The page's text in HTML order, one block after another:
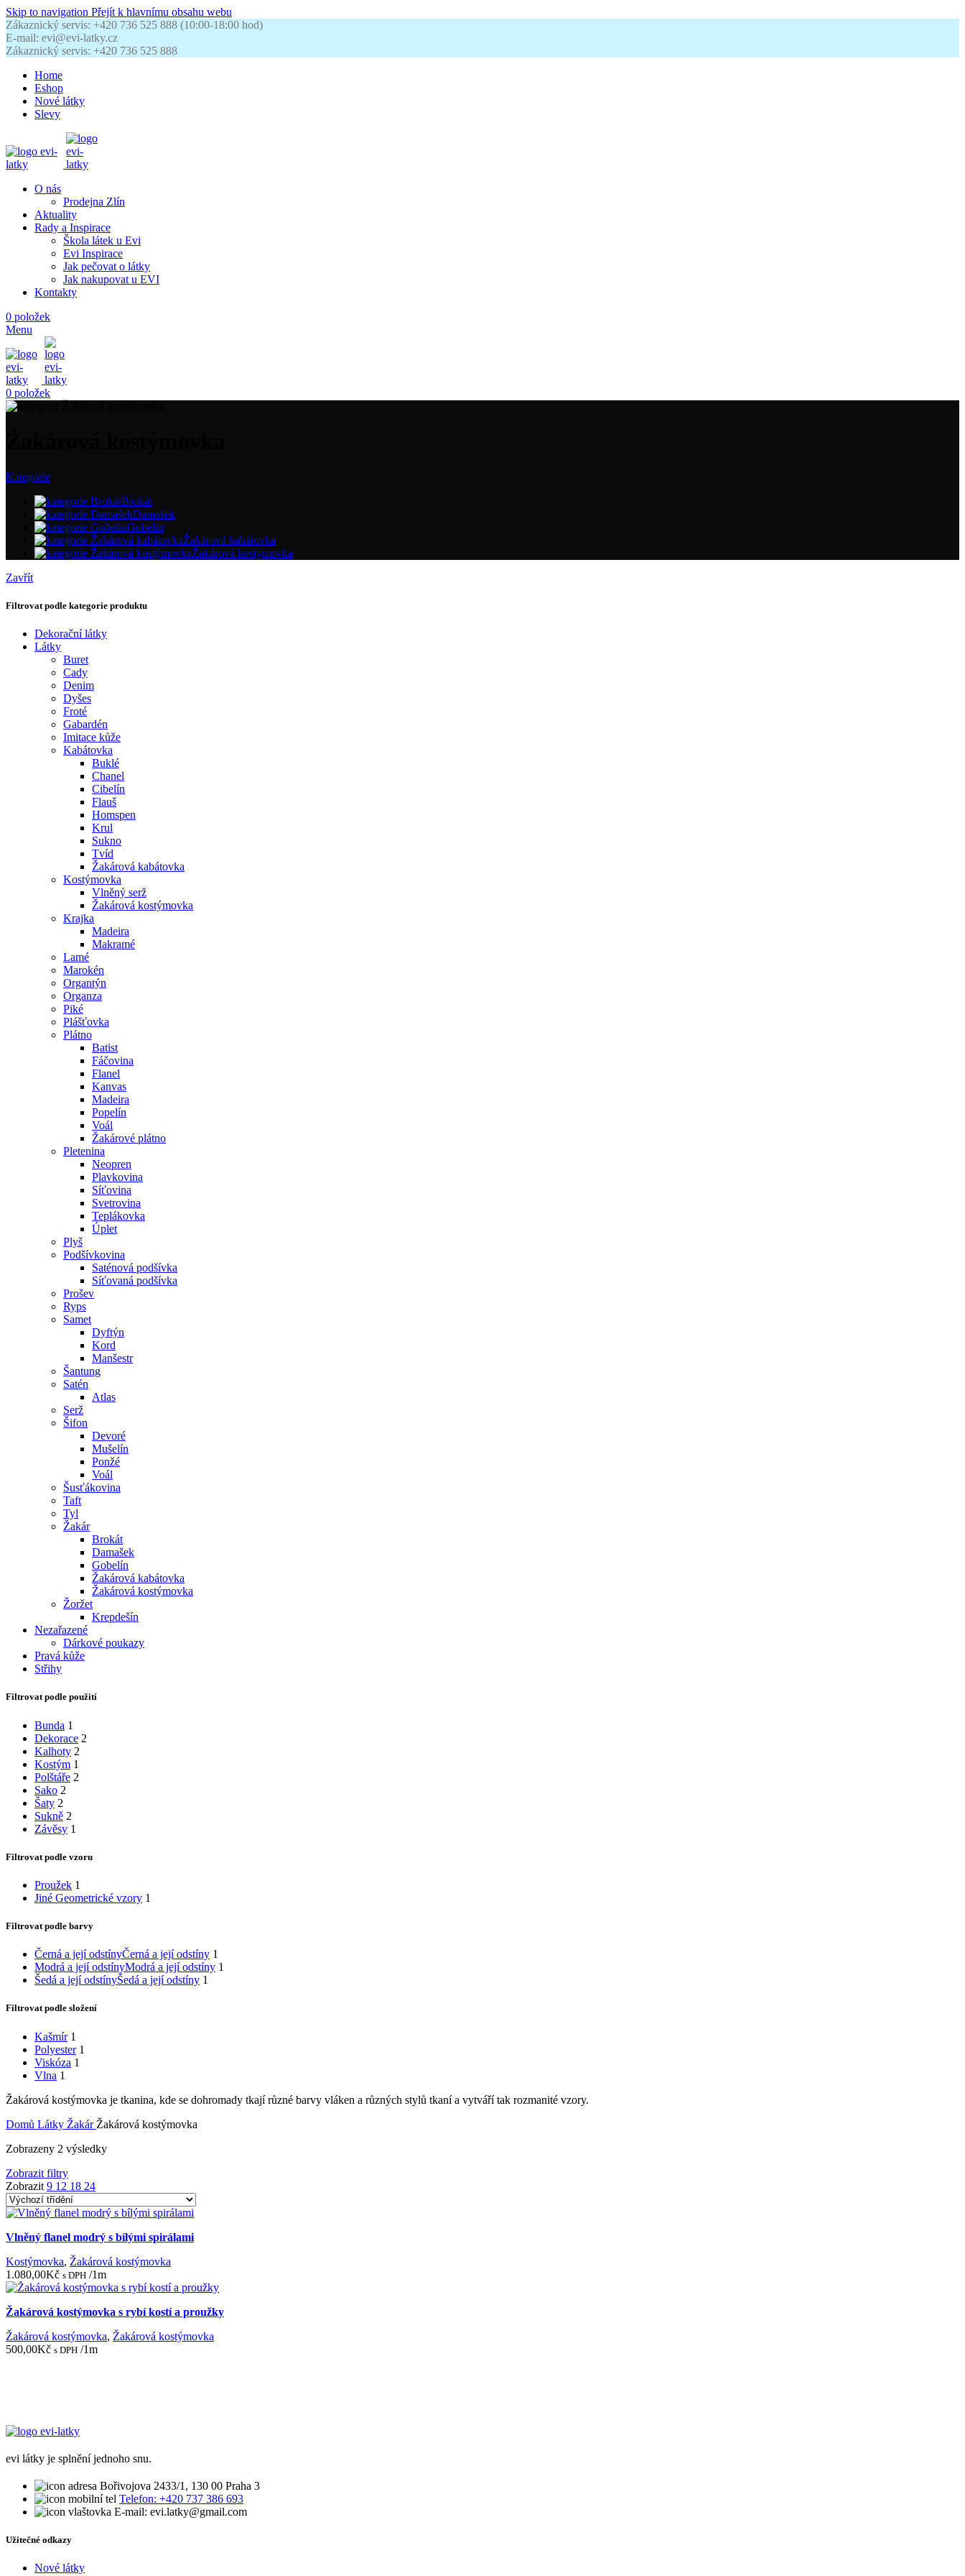
Skip to navigation Přejít k hlavnímu obsahu webu
Zákaznický servis: +420 736 525 888 (10:00-18:00 hod)
E-mail: evi@evi-latky.cz
Zákaznický servis: +420 736 525 888
Home
Eshop
Nové látky
Slevy
O nás
Prodejna Zlín
Aktuality
Rady a Inspirace
Škola látek u Evi
Evi Inspirace
Jak pečovat o látky
Jak nakupovat u EVI
Kontakty
0 položek
Menu
0 položek
Kategorie
Brokát
Damašek
Gobelín
Žakárová kabátovka
Žakárová kostýmovka
Zavřít
Filtrovat podle kategorie produktu
Dekorační látky
Látky
Buret
Cady
Denim
Dyšes
Froté
Gabardén
Imitace kůže
Kabátovka
Buklé
Chanel
Cibelín
Flauš
Homspen
Krul
Sukno
Tvíd
Žakárová kabátovka
Kostýmovka
Vlněný serž
Žakárová kostýmovka
Krajka
Madeira
Makramé
Lamé
Marokén
Organtýn
Organza
Piké
Plášťovka
Plátno
Batist
Fáčovina
Flanel
Kanvas
Madeira
Popelín
Voál
Žakárové plátno
Pletenina
Neopren
Plavkovina
Síťovina
Svetrovina
Teplákovka
Úplet
Plyš
Podšívkovina
Saténová podšívka
Síťovaná podšívka
Prošev
Ryps
Samet
Dyftýn
Kord
Manšestr
Šantung
Satén
Atlas
Serž
Šifon
Devoré
Mušelín
Ponžé
Voál
Šusťákovina
Taft
Tyl
Žakár
Brokát
Damašek
Gobelín
Žakárová kabátovka
Žakárová kostýmovka
Žoržet
Krepdešín
Nezařazené
Dárkové poukazy
Pravá kůže
Střihy
Filtrovat podle použití
Bunda 1
Dekorace 2
Kalhoty 2
Kostým 1
Polštáře 2
Sako 2
Šaty 2
Sukně 2
Závěsy 1
Filtrovat podle vzoru
Proužek 1
Jiné Geometrické vzory 1
Filtrovat podle barvy
Černá a její odstínyČerná a její odstíny 1
Modrá a její odstínyModrá a její odstíny 1
Šedá a její odstínyŠedá a její odstíny 1
Filtrovat podle složení
Kašmír 1
Polyester 1
Viskóza 1
Vlna 1
Žakárová kostýmovka je tkanina, kde se dohromady tkají různé barvy vláken a různých stylů tkaní a vytváří tak rozmanité vzory.
Domů Látky Žakár Žakárová kostýmovka
Zobrazeny 2 výsledky
Zobrazit filtry
Zobrazit 9 12 18 24
Vlněný flanel modrý s bílými spirálami
Kostýmovka, Žakárová kostýmovka
1.080,00Kč s DPH /1m
Žakárová kostýmovka s rybí kostí a proužky
Žakárová kostýmovka, Žakárová kostýmovka
500,00Kč s DPH /1m
evi látky je splnění jednoho snu.
Bořivojova 2433/1, 130 00 Praha 3
Telefon: +420 737 386 693
E-mail: evi.latky@gmail.com
Užitečné odkazy
Nové látky